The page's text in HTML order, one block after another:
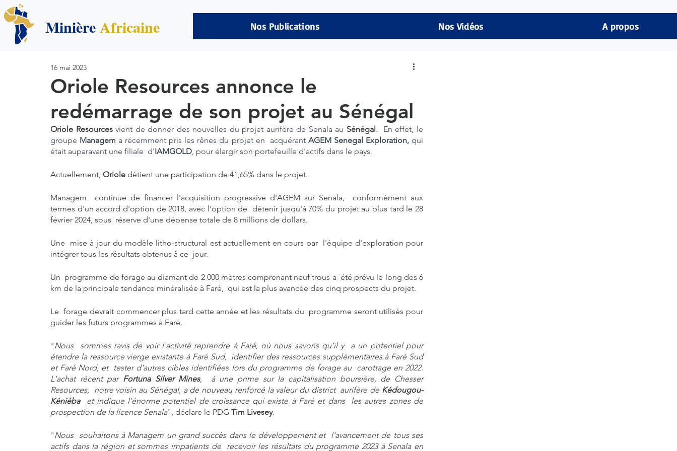
MinièreAfricaine Nos Publications Nos Vidéos A propos
Oriole Resources annonce le
redémarrage de son projet au Sénégal
16 mai 2023
Oriole Resources vient de donner des nouvelles du projet aurifère de Senala au Sénégal.  En effet, le
groupe Managem a récemment pris les rênes du projet en  acquérant AGEM Senegal Exploration, qui
était auparavant une filiale  d'IAMGOLD, pour élargir son portefeuille d'actifs dans le pays.
Actuellement, Oriole détient une participation de 41,65% dans le projet.
Managem  continue de financer l'acquisition progressive d'AGEM sur Senala,  conformément aux
termes d'un accord d'option de 2018, avec l'option de  détenir jusqu'à 70% du projet au plus tard le 28
février 2024, sous  réserve d'une dépense totale de 8 millions de dollars.
Une  mise à jour du modèle litho-structural est actuellement en cours par  l'équipe d'exploration pour
intégrer tous les résultats obtenus à ce  jour.
Un  programme de forage au diamant de 2 000 mètres comprenant neuf trous a  été prévu le long des 6
km de la principale tendance minéralisée à Faré,  qui est la plus avancée des cinq prospects du projet.
Le  forage devrait commencer plus tard cette année et les résultats du  programme seront utilisés pour
guider les futurs programmes à Faré.
"Nous  sommes ravis de voir l'activité reprendre à Faré, où nous savons qu'il y  a un potentiel pour
étendre la ressource vierge existante à Faré Sud,  identifier des ressources supplémentaires à Faré Sud
et Faré Nord, et  tester d'autres cibles identifiées lors du programme de forage au  carottage en 2022.
L'achat récent par Fortuna Silver Mines,  à une prime sur la capitalisation boursière, de Chesser
Resources,  notre voisin au Sénégal, a de nouveau renforcé la valeur du district  aurifère de Kédougou-
Kéniéba
  et indique l'énorme potentiel de croissance qui existe à Faré et dans  les autres zones de
prospection de la licence Senala", déclare le PDG Tim Livesey.
"Nous  souhaitons à Managem un grand succès dans le développement et  l'avancement de tous ses
actifs dans la région et sommes impatients de  recevoir les résultats du programme 2023 à Senala en